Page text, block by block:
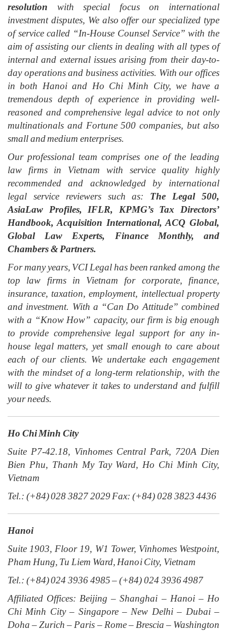
resolution with special focus on international
investment disputes, We also offer our specialized type
of service called “In-House Counsel Service” with the
aim of assisting our clients in dealing with all types of
internal and external issues arising from their day-to-
day operations and business activities. With our offices
in both Hanoi and Ho Chi Minh City, we have a
tremendous depth of experience in providing well-
reasoned and comprehensive legal advice to not only
multinationals and Fortune 500 companies, but also
small and medium enterprises.
Our professional team comprises one of the leading
law firms in Vietnam with service quality highly
recommended and acknowledged by international
legal service reviewers such as: The Legal 500,
AsiaLaw Profiles, IFLR, KPMG’s Tax Directors’
Handbook, Acquisition International, ACQ Global,
Global Law Experts, Finance Monthly, and
Chambers & Partners.
For many years, VCI Legal has been ranked among the
top law firms in Vietnam for corporate, finance,
insurance, taxation, employment, intellectual property
and investment. With a “Can Do Attitude” combined
with a “Know How” capacity, our firm is big enough
to provide comprehensive legal support for any in-
house legal matters, yet small enough to care about
each of our clients. We undertake each engagement
with the mindset of a long-term relationship, with the
will to give whatever it takes to understand and fulfill
your needs.
Ho Chi Minh City
Suite P7-42.18, Vinhomes Central Park, 720A Dien
Bien Phu, Thanh My Tay Ward, Ho Chi Minh City,
Vietnam
Tel.: (+84) 028 3827 2029 Fax: (+84) 028 3823 4436
Hanoi
Suite 1903, Floor 19, W1 Tower, Vinhomes Westpoint,
Pham Hung, Tu Liem Ward, Hanoi City, Vietnam
Tel.: (+84) 024 3936 4985 – (+84) 024 3936 4987
Affiliated Offices: Beijing – Shanghai – Hanoi – Ho
Chi Minh City – Singapore – New Delhi – Dubai –
Doha – Zurich – Paris – Rome – Brescia – Washington